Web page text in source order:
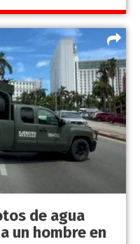
de agua
un hombre en